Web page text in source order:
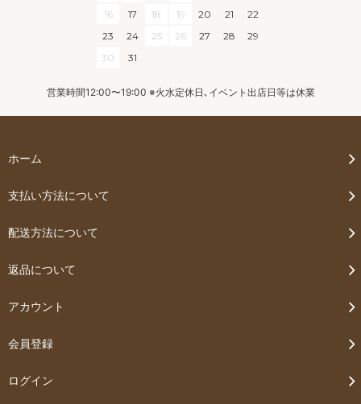
16
17 18 19 20 21
22
23
24 25 26 27 28
29
30
31
営業時間12:00〜19:00 ※火水定休日､イベント出店日等は休業
ホーム
支払い方法について
配送方法について
返品について
アカウント
会員登録
ログイン